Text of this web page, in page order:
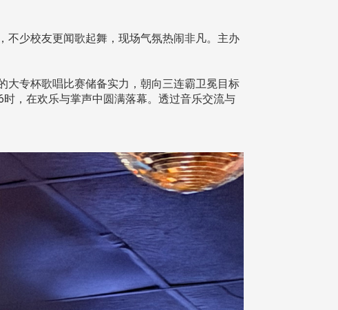
不少校友更闻歌起舞，现场气氛热闹非凡。主办
大专杯歌唱比赛储备实力，朝向三连霸卫冕目标
，在欢乐与掌声中圆满落幕。透过音乐交流与